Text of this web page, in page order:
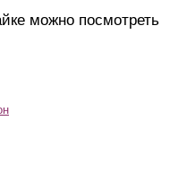
можно посмотреть